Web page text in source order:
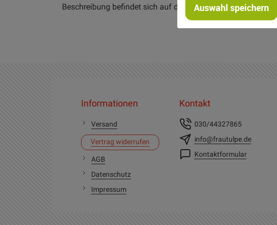
Auswahl speichern
Beschreibung befindet sich auf der Rückseite.
Informationen
Versand
Vertrag widerrufen
AGB
Datenschutz
Impressum
Kontakt
030/44327865
info@frautulpe.de
Kontaktformular